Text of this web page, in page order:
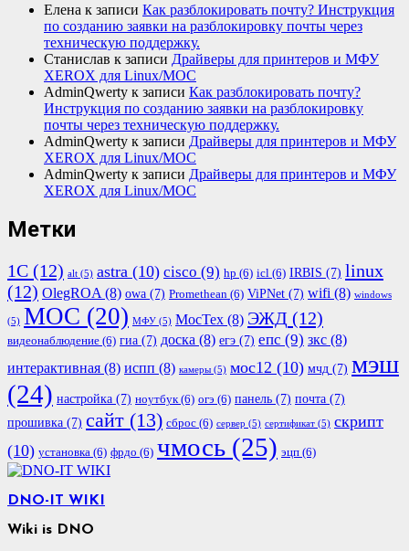
Елена к записи Как разблокировать почту? Инструкция
по созданию заявки на разблокировку почты через
техническую поддержку.
Станислав к записи Драйверы для принтеров и МФУ
XEROX для Linux/МОС
AdminQwerty к записи Как разблокировать почту?
Инструкция по созданию заявки на разблокировку
почты через техническую поддержку.
AdminQwerty к записи Драйверы для принтеров и МФУ
XEROX для Linux/МОС
AdminQwerty к записи Драйверы для принтеров и МФУ
XEROX для Linux/МОС
Метки
1С (12) alt (5) astra (10) cisco (9) hp (6) icl (6) IRBIS (7) linux
(12) OlegROA (8) owa (7) Promethean (6) ViPNet (7) wifi (8) windows
(5) МОС (20) МФУ (5) МосТех (8) ЭЖД (12)
видеонаблюдение (6) гиа (7) доска (8) егэ (7) епс (9) зкс (8)
интерактивная (8) испп (8) камеры (5) мос12 (10) мчд (7) мэш
(24) настройка (7) ноутбук(6) огэ (6) панель (7) почта (7)
прошивка (7) сайт (13) сброс (6) сервер (5) сертификат (5) скрипт
(10) установка (6) фрдо (6) чмось (25) эцп (6)
DNO-IT WIKI
Wiki is DNO